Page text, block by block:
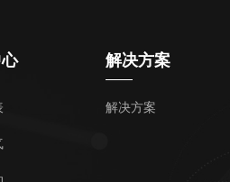
解决方案
解决方案